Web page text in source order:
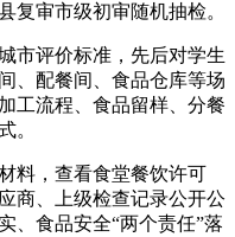
复审市级初审随机抽检。
评价标准，先后对学生
、配餐间、食品仓库等场
工流程、食品留样、分餐
。
，查看食堂餐饮许可
商、上级检查记录公开公
、食品安全“两个责任”落